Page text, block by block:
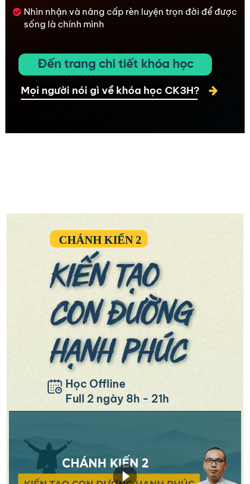
Nhìn nhận và nâng cấp rèn luyện trọn đời để được
sống là chính mình
Mọi người nói gì về khóa học CK3H?
Đến trang chi tiết khóa học
Học Offline
Full 2 ngày 8h - 21h